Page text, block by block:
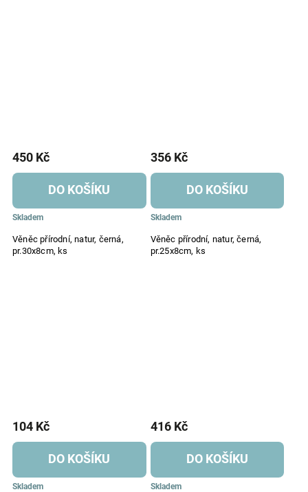
Věněc přírodní, natur, černá,
pr.30x8cm, ks
Skladem
450 Kč
DO KOŠÍKU
Věněc přírodní, natur, černá,
pr.25x8cm, ks
Skladem
356 Kč
DO KOŠÍKU
Skladem
104 Kč
DO KOŠÍKU
Skladem
416 Kč
DO KOŠÍKU